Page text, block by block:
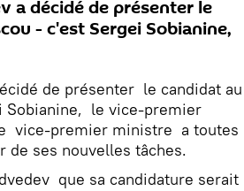
a décidé de présenter le
- c'est Sergei Sobianine,
de présenter le candidat au
Sobianine, le vice-premier
vice-premier ministre a toutes
ses nouvelles tâches.
que sa candidature serait